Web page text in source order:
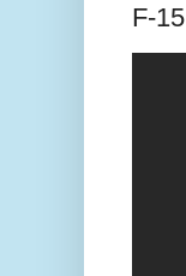
F-